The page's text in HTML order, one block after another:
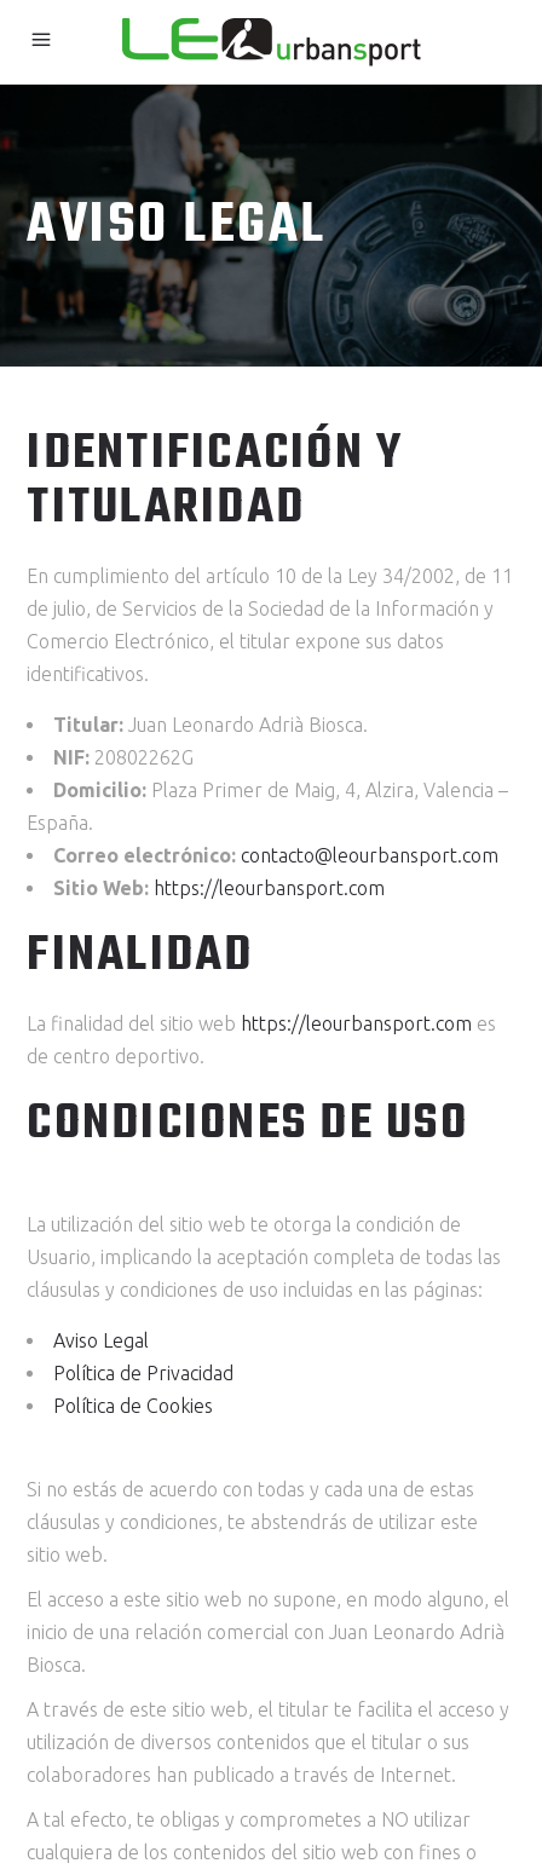
AVISO LEGAL
IDENTIFICACIÓN Y
TITULARIDAD
En cumplimiento del artículo 10 de la Ley 34/2002, de 11
de julio, de Servicios de la Sociedad de la Información y
Comercio Electrónico, el titular expone sus datos
identificativos.
Titular: Juan Leonardo Adrià Biosca.
NIF: 20802262G
Domicilio: Plaza Primer de Maig, 4, Alzira, Valencia –
España.
Correo electrónico:contacto@leourbansport.com
Sitio Web: https://leourbansport.com
FINALIDAD
La finalidad del sitio web https://leourbansport.com es
de centro deportivo.
CONDICIONES DE USO
La utilización del sitio web te otorga la condición de
Usuario, implicando la aceptación completa de todas las
cláusulas y condiciones de uso incluidas en las páginas:
Aviso Legal
Política de Privacidad
Política de Cookies
Si no estás de acuerdo con todas y cada una de estas
cláusulas y condiciones, te abstendrás de utilizar este
sitio web.
El acceso a este sitio web no supone, en modo alguno, el
inicio de una relación comercial con Juan Leonardo Adrià
Biosca.
A través de este sitio web, el titular te facilita el acceso y
utilización de diversos contenidos que el titular o sus
colaboradores han publicado a través de Internet.
A tal efecto, te obligas y comprometes a NO utilizar
cualquiera de los contenidos del sitio web con fines o